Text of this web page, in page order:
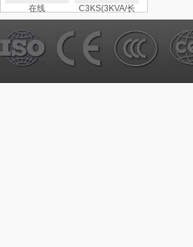
在线
C3KS(3KVA/长